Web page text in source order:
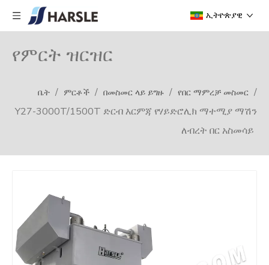
ኢትዮጵያዊ
የምርት ዝርዝር
ቤት / ምርቶች / በመስመር ላይ ይግዙ / የበር ማምረቻ መስመር /
Y27-3000T/1500T ድርብ እርምጃ የሃይድሮሊክ ማተሚያ ማሽን
ለብረት በር አስመሳይ